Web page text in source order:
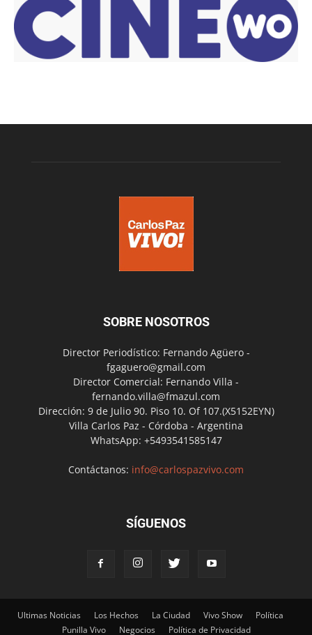
SOBRE NOSOTROS
Director Periodístico: Fernando Agüero -
fgaguero@gmail.com
Director Comercial: Fernando Villa -
fernando.villa@fmazul.com
Dirección: 9 de Julio 90. Piso 10. Of 107.(X5152EYN)
Villa Carlos Paz - Córdoba - Argentina
WhatsApp: +5493541585147
Contáctanos: info@carlospazvivo.com
SÍGUENOS
Ultimas Noticias Los Hechos La Ciudad Vivo Show
Política
Punilla Vivo
Negocios Política de Privacidad